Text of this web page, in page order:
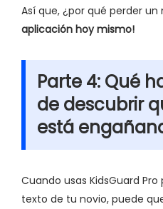
Así que, ¿por qué perder un
aplicación hoy mismo!
Parte 4: Qué
de descubrir
está
Cuando usas KidsGuard
texto de tu novio, puede